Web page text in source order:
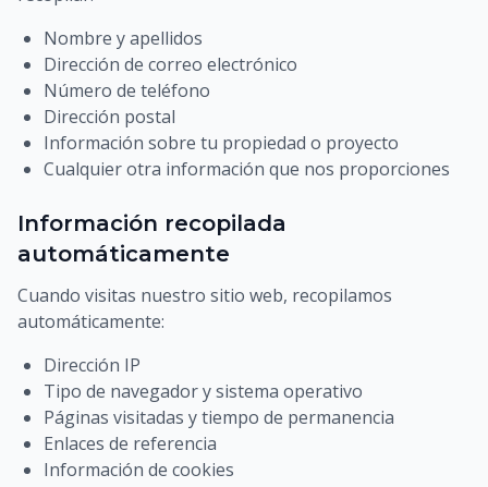
Nombre y apellidos
Dirección de correo electrónico
Número de teléfono
Dirección postal
Información sobre tu propiedad o proyecto
Cualquier otra información que nos proporciones
Información recopilada
automáticamente
Cuando visitas nuestro sitio web, recopilamos
automáticamente:
Dirección IP
Tipo de navegador y sistema operativo
Páginas visitadas y tiempo de permanencia
Enlaces de referencia
Información de cookies